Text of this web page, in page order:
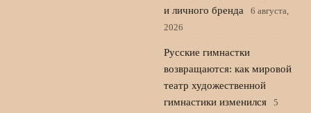
и личного бренда
6 августа,
2026
Русские гимнастки
возвращаются: как мировой
театр художественной
гимнастики изменился
5